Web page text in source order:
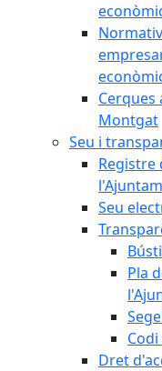
Montgat
Seu i
Registre
Seu
Pla
Dret